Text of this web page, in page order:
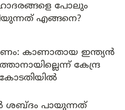
പോലും
എങ്ങനെ?
കാണാതായ ഇന്ത്യൻ
കേന്ദ്ര
ശബ്ദം പായുന്നത്